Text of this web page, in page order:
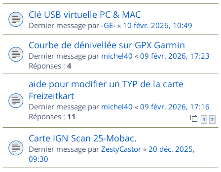
Clé USB virtuelle PC & MAC
Dernier message par -GE- « 10 févr. 2026, 10:49
Courbe de dénivellée sur GPX Garmin
Dernier message par michel40 « 09 févr. 2026, 17:23
Réponses : 4
aide pour modifier un TYP de la carte
Freizeitkart
Dernier message par michel40 « 09 févr. 2026, 17:16
Réponses : 11 1 2
Carte IGN Scan 25-Mobac.
Dernier message par ZestyCastor « 20 déc. 2025,
09:30